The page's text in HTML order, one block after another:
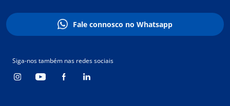
Fale connosco no Whatsapp
Siga-nos também nas redes sociais